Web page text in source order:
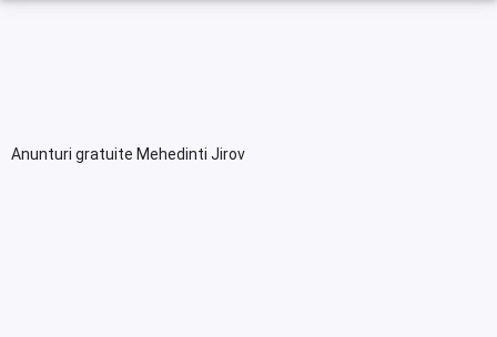
Anunturi gratuite Mehedinti Jirov